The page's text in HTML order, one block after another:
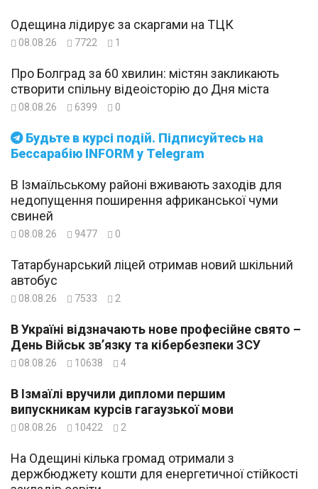
Будьте в курсі подій. Підписуйтесь на
Бессарабію INFORM у Telegram
Одещина лідирує за скаргами на ТЦК
08.08.26 7722 1
Про Болград за 60 хвилин: містян закликають
створити спільну відеоісторію до Дня міста
08.08.26 6399 0
В Ізмаїльському районі вживають заходів для
недопущення поширення африканської чуми
свиней
08.08.26 9477 0
Татарбунарський ліцей отримав новий шкільний
автобус
08.08.26 7533 2
В Україні відзначають нове професійне свято –
День Військ зв’язку та кібербезпеки ЗСУ
08.08.26 10638 4
В Ізмаїлі вручили дипломи першим
випускникам курсів гагаузької мови
08.08.26 10422 2
На Одещині кілька громад отримали з
держбюджету кошти для енергетичної стійкості